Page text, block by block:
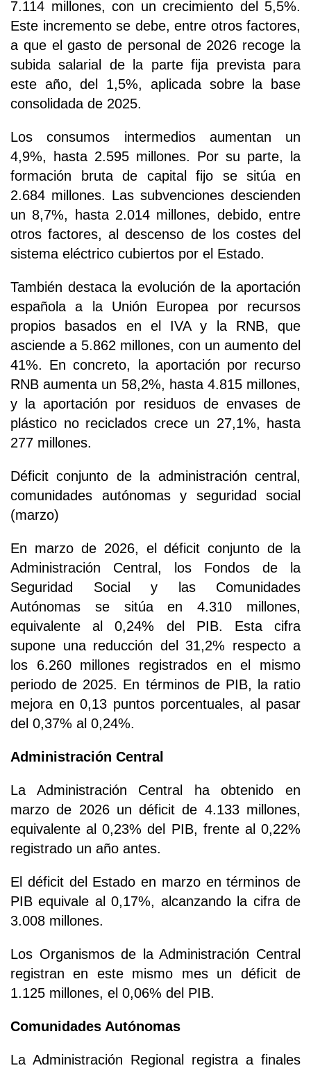
7.114 millones, con un crecimiento del 5,5%.
Este incremento se debe, entre otros factores,
a que el gasto de personal de 2026 recoge la
subida salarial de la parte fija prevista para
este año, del 1,5%, aplicada sobre la base
consolidada de 2025.
Los consumos intermedios aumentan un
4,9%, hasta 2.595 millones. Por su parte, la
formación bruta de capital fijo se sitúa en
2.684 millones. Las subvenciones descienden
un 8,7%, hasta 2.014 millones, debido, entre
otros factores, al descenso de los costes del
sistema eléctrico cubiertos por el Estado.
También destaca la evolución de la aportación
española a la Unión Europea por recursos
propios basados en el IVA y la RNB, que
asciende a 5.862 millones, con un aumento del
41%. En concreto, la aportación por recurso
RNB aumenta un 58,2%, hasta 4.815 millones,
y la aportación por residuos de envases de
plástico no reciclados crece un 27,1%, hasta
277 millones.
Déficit conjunto de la administración central,
comunidades autónomas y seguridad social
(marzo)
En marzo de 2026, el déficit conjunto de la
Administración Central, los Fondos de la
Seguridad Social y las Comunidades
Autónomas se sitúa en 4.310 millones,
equivalente al 0,24% del PIB. Esta cifra
supone una reducción del 31,2% respecto a
los 6.260 millones registrados en el mismo
periodo de 2025. En términos de PIB, la ratio
mejora en 0,13 puntos porcentuales, al pasar
del 0,37% al 0,24%.
Administración Central
La Administración Central ha obtenido en
marzo de 2026 un déficit de 4.133 millones,
equivalente al 0,23% del PIB, frente al 0,22%
registrado un año antes.
El déficit del Estado en marzo en términos de
PIB equivale al 0,17%, alcanzando la cifra de
3.008 millones.
Los Organismos de la Administración Central
registran en este mismo mes un déficit de
1.125 millones, el 0,06% del PIB.
Comunidades Autónomas
La Administración Regional registra a finales